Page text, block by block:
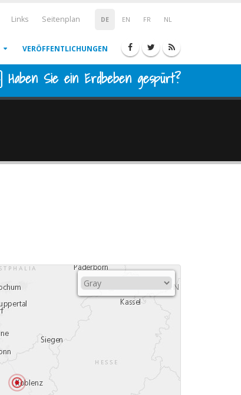
DE EN FR NL
Links Seitenplan
VERÖFFENTLICHUNGEN
Haben Sie ein Erdbeben gespürt?